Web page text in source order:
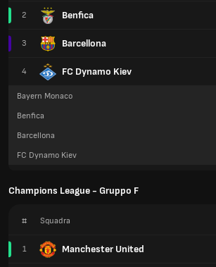
2 Benfica
3 Barcellona
4 FC Dynamo Kiev
Bayern Monaco
Benfica
Barcellona
FC Dynamo Kiev
Champions League - Gruppo F
# Squadra
1 Manchester United